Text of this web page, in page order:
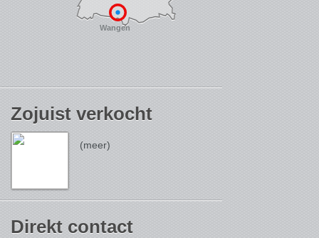
Wangen
Zojuist verkocht
(meer)
Direkt contact